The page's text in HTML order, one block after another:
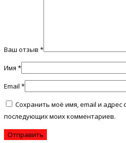
Ваш отзыв *
Имя *
Email *
Сохранить моё имя, email и адрес
последующих моих комментариев.